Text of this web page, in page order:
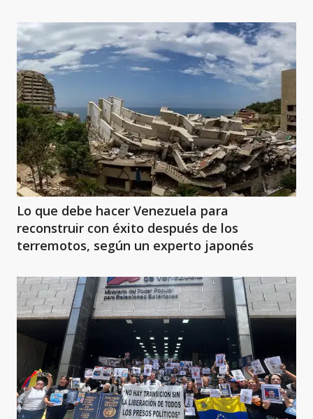
Lo que debe hacer Venezuela para
reconstruir con éxito después de los
terremotos, según un experto japonés